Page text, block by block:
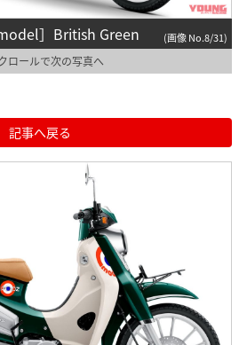
］British Green (画像 No.8/31)
ロールで次の写真へ
記事へ戻る